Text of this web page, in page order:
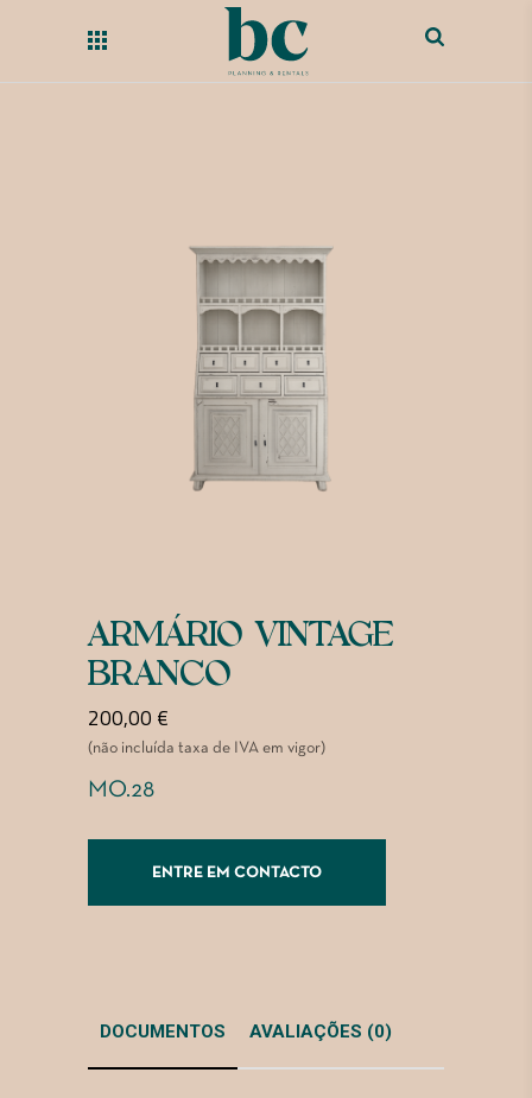
ARMÁRIO VINTAGE
BRANCO
200,00 €
(não incluída taxa de IVA em vigor)
MO.28
ENTRE EM CONTACTO
DOCUMENTOS AVALIAÇÕES (0)